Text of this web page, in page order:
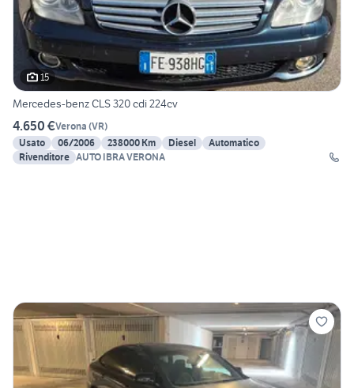
15
Mercedes-benz CLS 320 cdi 224cv
4.650 €Verona (VR)
Usato
06/2006 238000 Km Diesel
Automatico
Rivenditore
AUTO IBRA VERONA